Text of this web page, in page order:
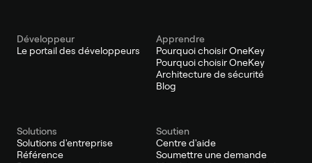
Développeur
Le portail des développeurs
Apprendre
Pourquoi choisir OneKey
Pourquoi choisir OneKey
Architecture de sécurité
Blog
Solutions
Solutions d'entreprise
Référence
Soutien
Centre d'aide
Soumettre une demande